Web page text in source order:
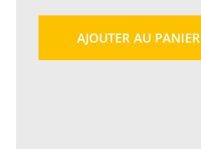
AJOUTER AU PANIER